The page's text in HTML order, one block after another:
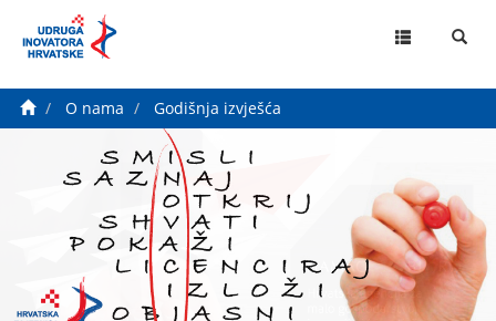
MENU
O nama Godišnja izvješća